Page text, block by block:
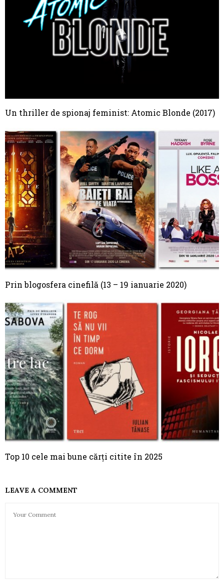
Un thriller de spionaj feminist: Atomic Blonde (2017)
Prin blogosfera cinefilă (13 – 19 ianuarie 2020)
Top 10 cele mai bune cărți citite în 2025
LEAVE A COMMENT